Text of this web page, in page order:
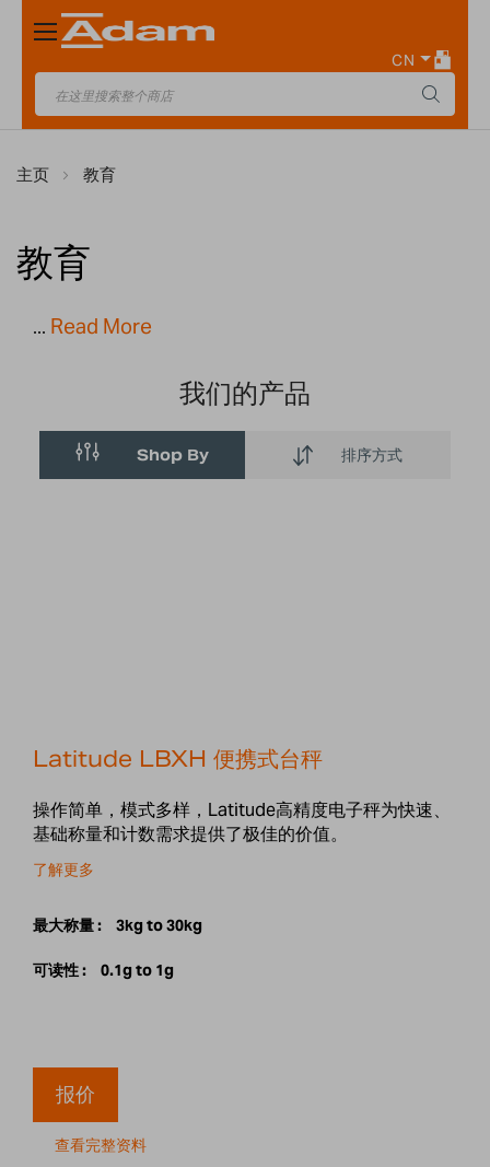
Toggle
Nav
CN
主页 教育
教育
... Read More
我们的产品
Shop By 排序方式
Latitude LBXH 便携式台秤
操作简单，模式多样，Latitude高精度电子秤为快速、
基础称量和计数需求提供了极佳的价值。
了解更多
最大称量 : 3kg to 30kg
可读性 : 0.1g to 1g
报价
查看完整资料